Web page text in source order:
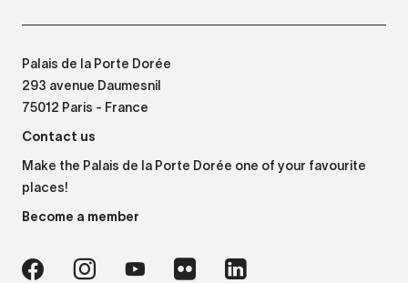
Palais de la Porte Dorée
293 avenue Daumesnil
75012 Paris - France
Contact us
Make the Palais de la Porte Dorée one of your favourite
places!
Become a member